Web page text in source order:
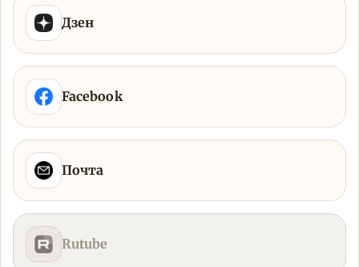
Дзен
Facebook
Почта
Rutube